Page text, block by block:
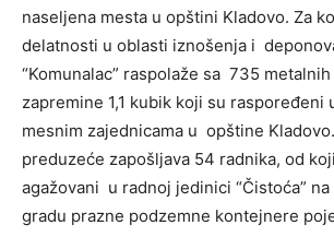
naseljena mesta u opštini Kladovo. Za
delatnosti u oblasti iznošenja i
“Komunalac” raspolaže sa 735
zapremine 1,1 kubik koji su raspoređeni
mesnim zajednicama u opštine
preduzeće zapošljava 54 radnika, od
agažovani u radnoj jedinici “Čistoća”
gradu prazne podzemne kontejnere